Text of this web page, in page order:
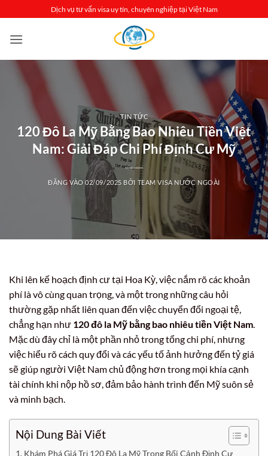
qua
nội
Dịch vụ tư vấn visa uy tín, chuyên nghiệp tại Việt Nam
TIN TỨC
120 Đô La Mỹ Bằng Bao Nhiêu Tiền Việt
Nam: Giải Đáp Chi Phí Định Cư Mỹ
ĐĂNG VÀO02/09/2025 BỞI TEAM VISA NƯỚC NGOÀI
Khi lên kế hoạch định cư tại Hoa Kỳ, việc nắm rõ các khoản
phí là vô cùng quan trọng, và một trong những câu hỏi
thường gặp nhất liên quan đến việc chuyển đổi ngoại tệ,
chẳng hạn như 120 đô la Mỹ bằng bao nhiêu tiền Việt Nam.
Mặc dù đây chỉ là một phần nhỏ trong tổng chi phí, nhưng
việc hiểu rõ cách quy đổi và các yếu tố ảnh hưởng đến tỷ giá
sẽ giúp người Việt Nam chủ động hơn trong mọi khía cạnh
tài chính khi nộp hồ sơ, đảm bảo hành trình đến Mỹ suôn sẻ
và minh bạch.
Nội Dung Bài Viết
Khám Phá Giá Trị 120 Đô La Mỹ Trong Bối Cảnh Định Cư